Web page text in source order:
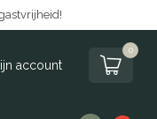
levering in Nederland vanaf
account
0